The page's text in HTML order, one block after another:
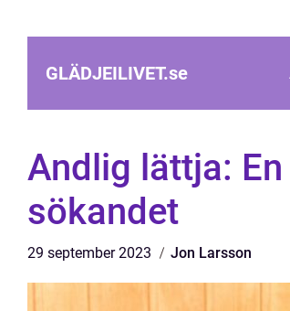
GLÄDJEILIVET.se
Andlig lättja:
sökandet
29 september 2023 Jon Larsson